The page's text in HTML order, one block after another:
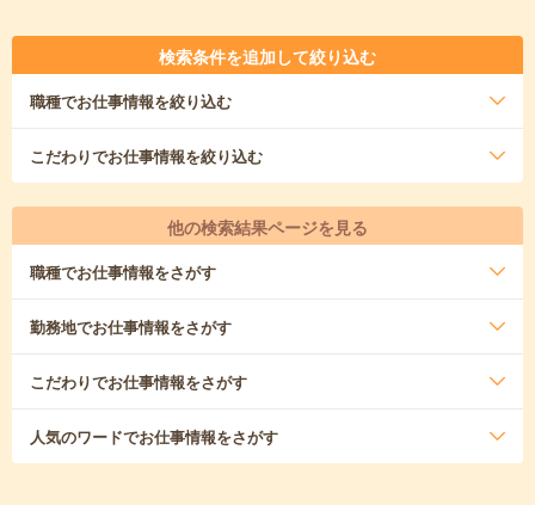
検索条件を追加して絞り込む
職種でお仕事情報を絞り込む
こだわりでお仕事情報を絞り込む
他の検索結果ページを見る
職種でお仕事情報をさがす
勤務地でお仕事情報をさがす
こだわりでお仕事情報をさがす
人気のワードでお仕事情報をさがす